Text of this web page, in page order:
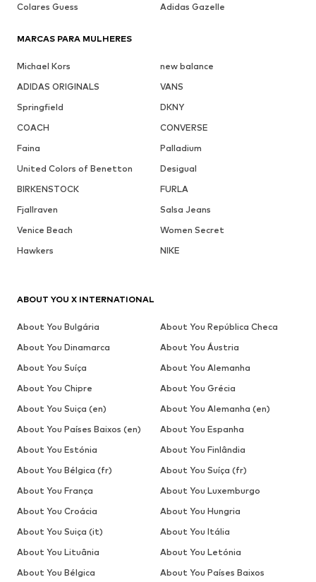
Colares Guess
Adidas Gazelle
MARCAS PARA MULHERES
Michael Kors
new balance
ADIDAS ORIGINALS
VANS
Springfield
DKNY
COACH
CONVERSE
Faina
Palladium
United Colors of Benetton
Desigual
BIRKENSTOCK
FURLA
Fjallraven
Salsa Jeans
Venice Beach
Women Secret
Hawkers
NIKE
ABOUT YOU X INTERNATIONAL
About You Bulgária
About You República Checa
About You Dinamarca
About You Áustria
About You Suíça
About You Alemanha
About You Chipre
About You Grécia
About You Suiça (en)
About You Alemanha (en)
About You Países Baixos (en)
About You Espanha
About You Estónia
About You Finlândia
About You Bélgica (fr)
About You Suíça (fr)
About You França
About You Luxemburgo
About You Croácia
About You Hungria
About You Suiça (it)
About You Itália
About You Lituânia
About You Letónia
About You Bélgica
About You Países Baixos